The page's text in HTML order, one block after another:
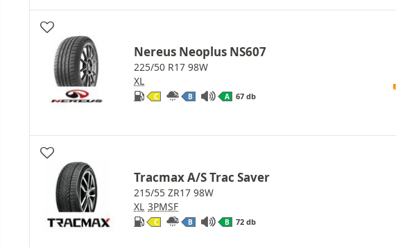
Nereus Neoplus NS607
225/50 R17 98W
XL
C B A 67 db
Tracmax A/S Trac Saver
215/55 ZR17 98W
XL 3PMSF
C B B 72 db